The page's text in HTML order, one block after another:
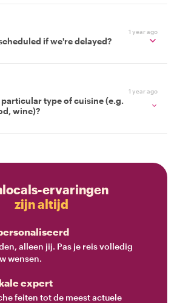
1 year ago
if we're delayed?
1 year ago
type of cuisine (e.g.
wine)?
ervaringen
zijn altijd
alleen jij. Pas je reis volledig
wensen.
expert
feiten tot de meest actuele